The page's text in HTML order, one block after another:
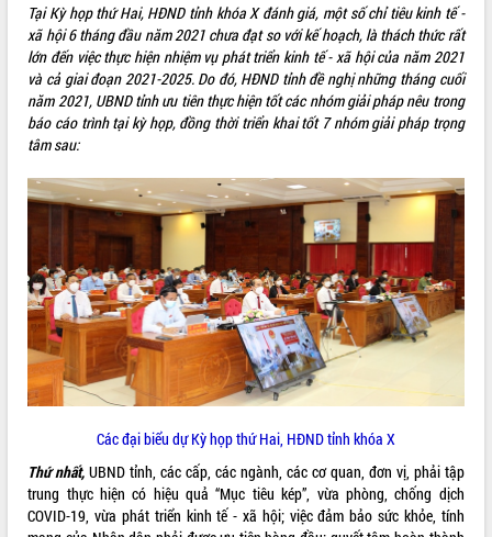
SỞ, BAN, NGÀNH
UBND CÁC XÃ, PHƯỜNG
THÔNG TIN CHỈ ĐẠO ĐIỀU HÀNH
VĂN BẢN HĐND TỈNH
ĐIỂM TIN VĂN BẢN
QUY HOẠCH - KẾ HOẠCH
Tại Kỳ họp thứ Hai, HĐND tỉnh khóa X đánh giá, một số chỉ tiêu kinh tế -
xã hội 6 tháng đầu năm 2021 chưa đạt so với kế hoạch, là thách thức rất
lớn đến việc thực hiện nhiệm vụ phát triển kinh tế - xã hội của năm 2021
và cả giai đoạn 2021-2025. Do đó, HĐND tỉnh đề nghịnhững tháng cuối
năm 2021, UBND tỉnh ưu tiên thực hiện tốt các nhóm giải pháp nêu trong
báo cáo trình tại kỳ họp, đồng thời triển khai tốt 7 nhóm giải pháp trọng
tâm sau:
Các đại biểu dự Kỳ họp thứ Hai, HĐND tỉnh khóa X
Thứ nhất, UBND tỉnh, các cấp, các ngành, các cơ quan, đơn vị, phải tập
trung thực hiện có hiệu quả “Mục tiêu kép”, vừa phòng, chống dịch
COVID-19, vừa phát triển kinh tế - xã hội; việc đảm bảo sức khỏe, tính